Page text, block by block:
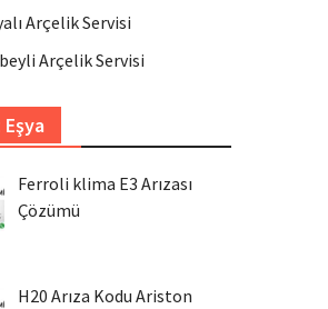
Arçelik Servisi
Arçelik Servisi
Ferroli klima E3 Arızası
Çözümü
H20 Arıza Kodu Ariston